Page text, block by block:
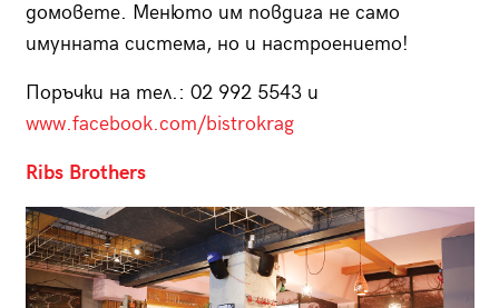
домовете. Менюто им повдига не само
имунната система, но и настроението!
Поръчки на тел.: 02 992 5543 и
www.facebook.com/bistrokrag
Ribs Brothers